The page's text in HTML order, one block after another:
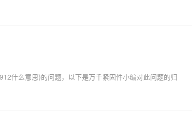
什么意思)的问题，以下是万千紧固件小编对此问题的归